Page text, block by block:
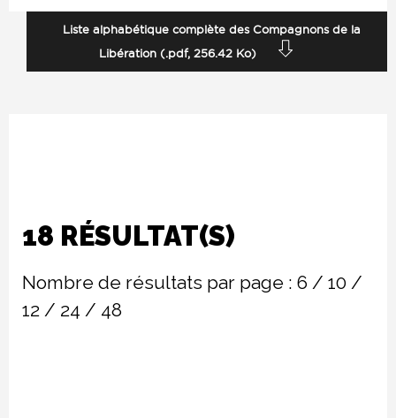
Liste alphabétique complète des Compagnons de la
Libération (.pdf, 256.42 Ko)
18 RÉSULTAT(S)
Nombre de résultats par page : 6 / 10 /
12 / 24 / 48